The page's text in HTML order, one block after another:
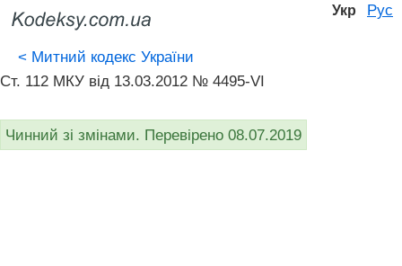
Укр Рус
< Митний кодекс України
Ст. 112 МКУ від 13.03.2012 № 4495-VI
Чинний зі змінами. Перевірено 08.07.2019